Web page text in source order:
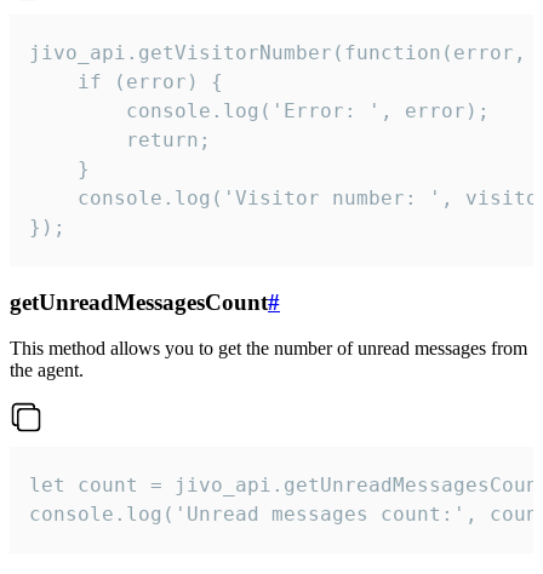
jivo_api.getVisitorNumber(function(error,
    if (error) {
        console.log('Error: ', error);
        return;
    }
console.log('Visitor number: ',
});
getUnreadMessagesCount#
This method allows you to get the number of unread messages from
the agent.
let count =
console.log('Unread messages count:',